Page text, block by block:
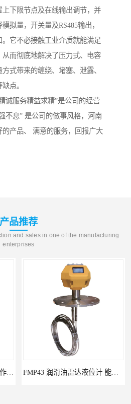
下限节点及在线输出调节，并
拟量，开关量及RS485输出，
它不必接触工业介质就能满足
而彻底地解决了压力式、电容
式带来的缠绕、堵塞、泄露、
点。
诚服务精益求精”是公司的经营
不息” 是公司的做事风格，河南
产品、 满意的服务，回报广大
产品推荐
and sales in one of the manufacturing
enterprises